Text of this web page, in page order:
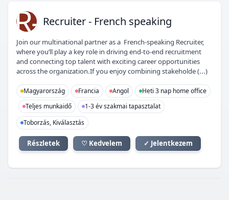
R- Recruiter - French speaking
Join our multinational partner as a French-speaking Recruiter,
where you’ll play a key role in driving end-to-end recruitment
and connecting top talent with exciting career opportunities
across the organization.If you enjoy combining stakeholde (...)
Magyarország Francia Angol
Heti 3 nap home office
Teljes munkaidő
1-3 év szakmai tapasztalat
Toborzás, Kiválasztás
Részletek ♡ Kedvelem ✓ Jelentkezem